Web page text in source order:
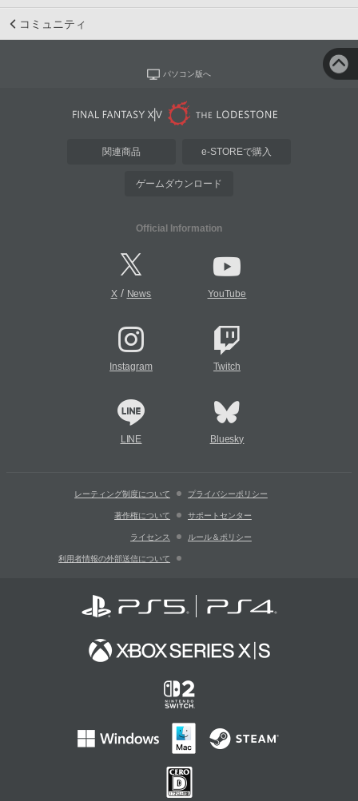
コミュニティ
パソコン版へ
関連商品 e-STOREで購入
ゲームダウンロード
Official Information
X/ News YouTube
Instagram Twitch
LINE Bluesky
レーティング制度について プライバシーポリシー
著作権について サポートセンター
ライセンス ルール＆ポリシー
利用者情報の外部送信について